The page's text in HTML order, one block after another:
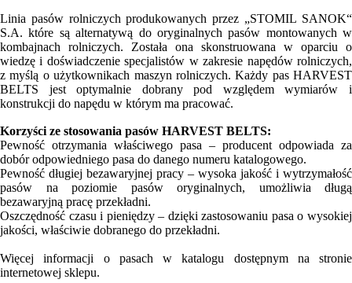
Linia pasów rolniczych produkowanych przez „STOMIL SANOK“
S.A. które są alternatywą do oryginalnych pasów montowanych w
kombajnach rolniczych. Została ona skonstruowana w oparciu o
wiedzę i doświadczenie specjalistów w zakresie napędów rolniczych,
z myślą o użytkownikach maszyn rolniczych. Każdy pas HARVEST
BELTS jest optymalnie dobrany pod względem wymiarów i
konstrukcji do napędu w którym ma pracować.
Korzyści ze stosowania pasów HARVEST BELTS:
Pewność otrzymania właściwego pasa – producent odpowiada za
dobór odpowiedniego pasa do danego numeru katalogowego.
Pewność długiej bezawaryjnej pracy – wysoka jakość i wytrzymałość
pasów na poziomie pasów oryginalnych, umożliwia długą
bezawaryjną pracę przekładni.
Oszczędność czasu i pieniędzy – dzięki zastosowaniu pasa o wysokiej
jakości, właściwie dobranego do przekładni.
Więcej informacji o pasach w katalogu dostępnym na stronie
internetowej sklepu.